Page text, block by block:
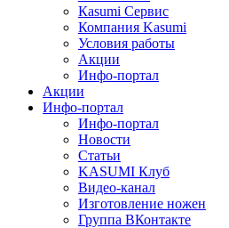
Кasumi Сервис
Компания Kasumi
Условия работы
Акции
Инфо-портал
Акции
Инфо-портал
Инфо-портал
Новости
Статьи
KASUMI Клуб
Видео-канал
Изготовление ножен
Группа ВКонтакте